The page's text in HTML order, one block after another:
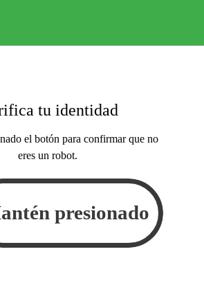
tu identidad
el botón para confirmar que no
eres un robot.